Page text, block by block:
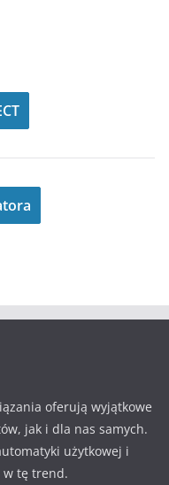
oferują wyjątkowe
jak i dla nas samych.
użytkowej i
w tę trend.